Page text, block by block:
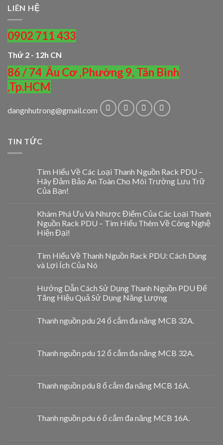
LIÊN HỆ
0902 711 433
Thứ 2 - 12h CN
86 / 74 Âu Cơ ,Phường 9, Tân Bình
,Tp.HCM
dangnhutrong@gmail.com
TIN TỨC
Tìm Hiểu Về Các Loại Thanh Nguồn Rack PDU –
Hãy Đảm Bảo An Toàn Cho Môi Trường Lưu Trữ
Của Bạn!
Khám Phá Ưu Và Nhược Điểm Của Các Loại Thanh
Nguồn Rack PDU – Tìm Hiểu Thêm Về Công Nghệ
Hiện Đại!
Tìm Hiểu Về Thanh Nguồn Rack PDU: Cách Dùng
và Lợi Ích Của Nó
Hướng Dẫn Cách Sử Dụng Thanh Nguồn PDU Để
Tăng Hiệu Quả Sử Dụng Năng Lượng
Thanh nguồn pdu 24 ổ cắm đa năng MCB 32A.
Thanh nguồn pdu 12 ổ cắm đa năng MCB 32A.
Thanh nguồn pdu 8 ổ cắm đa năng MCB 16A.
Thanh nguồn pdu 6 ổ cắm đa năng MCB 16A.